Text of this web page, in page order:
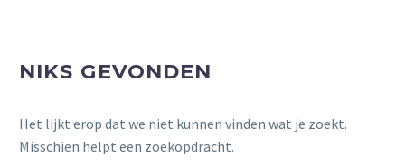
NIKS GEVONDEN
Het lijkt erop dat we niet kunnen vinden wat je zoekt.
Misschien helpt een zoekopdracht.